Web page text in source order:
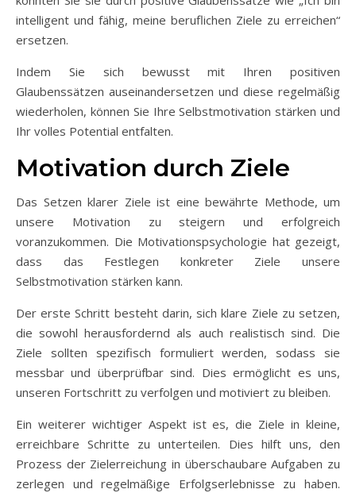
intelligent und fähig, meine beruflichen Ziele zu erreichen“
ersetzen.
Indem Sie sich bewusst mit Ihren positiven
Glaubenssätzen auseinandersetzen und diese regelmäßig
wiederholen, können Sie Ihre Selbstmotivation stärken und
Ihr volles Potential entfalten.
Motivation durch Ziele
Das Setzen klarer Ziele ist eine bewährte Methode, um
unsere Motivation zu steigern und erfolgreich
voranzukommen. Die Motivationspsychologie hat gezeigt,
dass das Festlegen konkreter Ziele unsere
Selbstmotivation stärken kann.
Der erste Schritt besteht darin, sich klare Ziele zu setzen,
die sowohl herausfordernd als auch realistisch sind. Die
Ziele sollten spezifisch formuliert werden, sodass sie
messbar und überprüfbar sind. Dies ermöglicht es uns,
unseren Fortschritt zu verfolgen und motiviert zu bleiben.
Ein weiterer wichtiger Aspekt ist es, die Ziele in kleine,
erreichbare Schritte zu unterteilen. Dies hilft uns, den
Prozess der Zielerreichung in überschaubare Aufgaben zu
zerlegen und regelmäßige Erfolgserlebnisse zu haben.